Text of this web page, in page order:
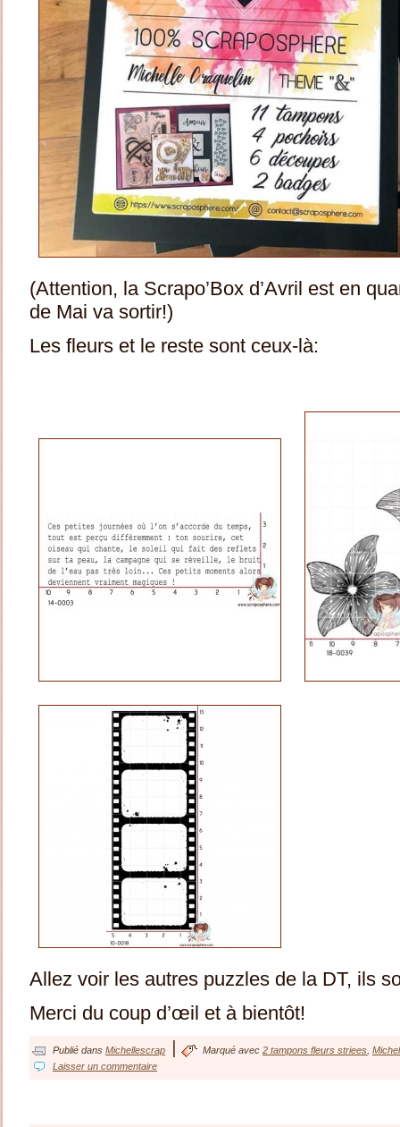
(Attention, la Scrapo’Box d’Avril est en
de Mai va sortir!)
Les fleurs et le reste sont ceux-là:
Allez voir les autres puzzles de la DT, ils
Merci du coup d’œil et à bientôt!
Publié dans Michellescrap Marqué avec 2 tampons fleurs striees
Laisser un commentaire